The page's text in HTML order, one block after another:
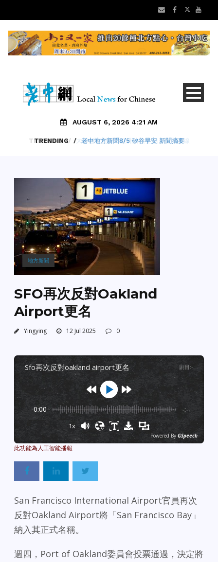
AUGUST 6, 2026 4:21 AM
TRENDING / 老中地方新聞8/5 矽谷早安 新聞摘要
地方新聞
SFO再次反對Oakland
Airport更名
Yingying 12 Jul 2025 0
sfo再次反對oakland airport更名 剧目 :-
0:00 -:--
1x
Powered By GSpeech
San Francisco International Airport官員再次
反對Oakland Airport將「San Francisco Bay」
納入其正式名稱。
週四，Port of Oakland委員會投票通過，決定將